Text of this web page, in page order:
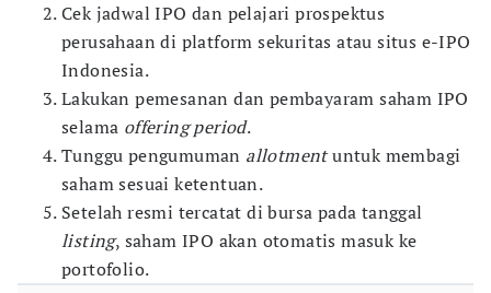
Cek jadwal IPO dan pelajari prospektus
perusahaan di platform sekuritas atau situs e-IPO
Indonesia.
Lakukan pemesanan dan pembayaram saham IPO
selama offering period.
Tunggu pengumuman allotmentuntuk membagi
saham sesuai ketentuan.
Setelah resmi tercatat di bursa pada tanggal
listing, saham IPO akan otomatis masuk ke
portofolio.